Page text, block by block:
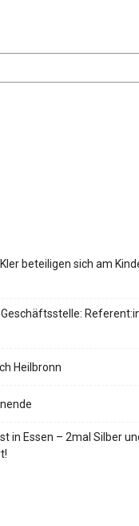
beteiligen sich am
Heilbronn
in Essen – 2mal Silber